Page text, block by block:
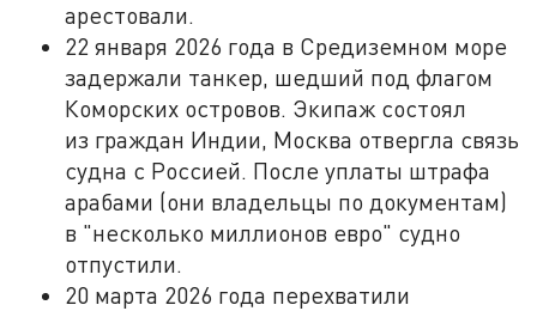
арестовали.
22 января 2026 года в Средиземном море
задержали танкер, шедший под флагом
Коморских островов. Экипаж состоял
из граждан Индии, Москва отвергла связь
судна с Россией. После уплаты штрафа
арабами (они владельцы по документам)
в "несколько миллионов евро" судно
отпустили.
20 марта 2026 года перехватили